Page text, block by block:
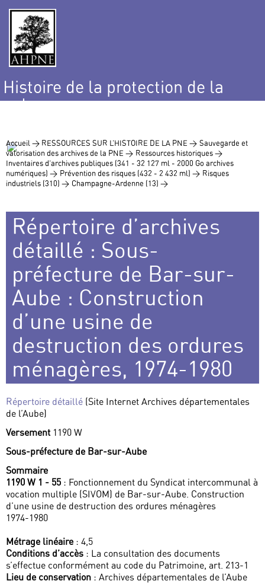
Histoire de la protection de la
nature
Accueil > RESSOURCES SUR L’HISTOIRE DE LA PNE > Sauvegarde et
valorisation des archives de la PNE > Ressources historiques >
Inventaires d’archives publiques (341 - 32 127 ml - 2000 Go archives
numériques) > Prévention des risques (432 - 2 432 ml) > Risques
industriels (310) > Champagne-Ardenne (13) >
Répertoire d’archives
détaillé : Sous-
préfecture de Bar-sur-
Aube : Construction
d’une usine de
destruction des ordures
ménagères, 1974-1980
Répertoire détaillé (Site Internet Archives départementales
de l’Aube)
Versement 1190 W
Sous-préfecture de Bar-sur-Aube
Sommaire
1190 W 1 - 55 : Fonctionnement du Syndicat intercommunal à
vocation multiple (SIVOM) de Bar-sur-Aube. Construction
d’une usine de destruction des ordures ménagères
1974-1980
Métrage linéaire: 4,5
Conditions d’accès : La consultation des documents
s’effectue conformément au code du Patrimoine, art. 213-1
Lieu de conservation : Archives départementales de l’Aube